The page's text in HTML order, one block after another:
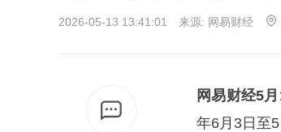
2026-05-13 13:41:01 来源: 网易财经
网易财经5
年6月3日至